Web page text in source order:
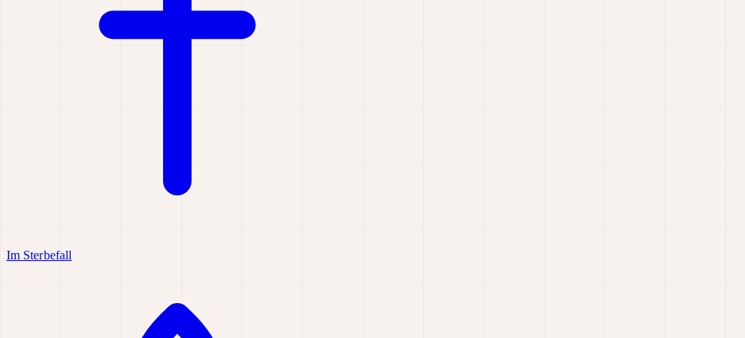
Im Sterbefall